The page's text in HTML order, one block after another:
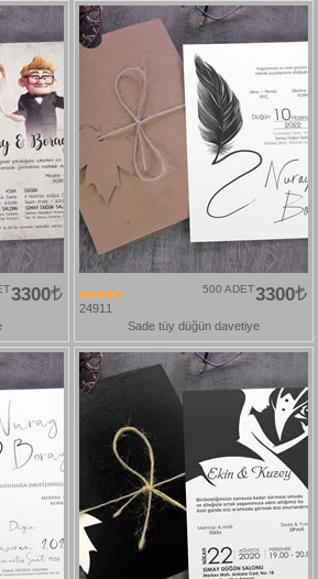
3300
24911
3300
500 ADET
Sade tüy düğün davetiye